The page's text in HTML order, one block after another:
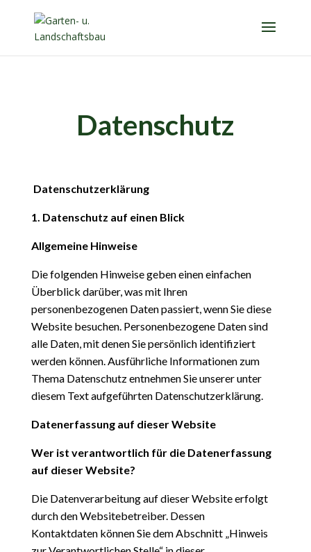
Datenschutz
Datenschutzerklärung
1. Datenschutz auf einen Blick
Allgemeine Hinweise
Die folgenden Hinweise geben einen einfachen
Überblick darüber, was mit Ihren
personenbezogenen Datenpassiert, wenn Sie diese
Website besuchen. Personenbezogene Daten sind
alle Daten, mit denen Siepersönlich identifiziert
werden können. Ausführliche Informationen zum
Thema Datenschutz entnehmenSie unserer unter
diesem Text aufgeführten Datenschutzerklärung.
Datenerfassung auf dieser Website
Wer ist verantwortlich für die Datenerfassung
auf dieser Website?
Die Datenverarbeitung auf dieser Website erfolgt
durch den Websitebetreiber. Dessen
Kontaktdaten können Sie dem Abschnitt „Hinweis